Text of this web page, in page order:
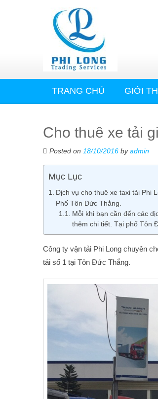
TRANG CHỦ GIỚI
Cho thuê xe tải
Posted on 18/10/2016 byadmin
Mục Lục
Dịch vụ cho thuê xe taxi tải Phi
Phố Tôn Đức Thắng.
Mỗi khi bạn cần đến các
thêm chi tiết. Tại phố Tôn
Công ty vận tải Phi Long chuyên
tải số 1 tại Tôn Đức Thắng.